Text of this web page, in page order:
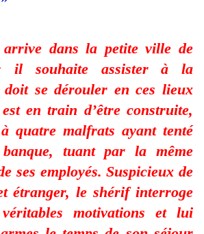
arrive dans la petite ville de
il souhaite assister à la
doit se dérouler en ces lieux
en train d’être construite,
quatre malfrats ayant tenté
tuant par la même
ses employés. Suspicieux de
étranger, le shérif interroge
motivations et lui